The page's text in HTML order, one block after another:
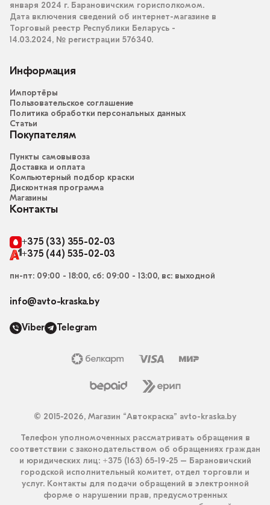
января 2024 г. Барановичским горисполкомом.
Дата включения сведений об интернет-магазине в
Торговый реестр Республики Беларусь -
14.03.2024, № регистрации 576340.
Информация
Импортёры
Пользовательское соглашение
Политика обработки персональных данных
Статьи
Покупателям
Пункты самовывоза
Доставка и оплата
Компьютерный подбор краски
Дисконтная программа
Магазины
Контакты
+375 (33) 355-02-03
+375 (44) 535-02-03
пн-пт: 09:00 - 18:00, сб: 09:00 - 13:00, вс: выходной
info@avto-kraska.by
Viber Telegram
© 2015-2026, Магазин “Автокраска” avto-kraska.by
Телефон уполномоченных рассматривать обращения в
соответствии с законодательством об обращениях граждан
и юридических лиц: +375 (163) 65-19-25 – Барановичский
городской исполнительный комитет, отдел торговли и
услуг. Контакты для подачи обращений в электронной
форме о нарушении прав, предусмотренных